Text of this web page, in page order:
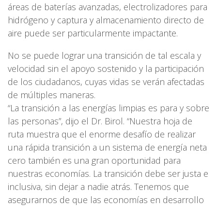
áreas de baterías avanzadas, electrolizadores para
hidrógeno y captura y almacenamiento directo de
aire puede ser particularmente impactante.
No se puede lograr una transición de tal escala y
velocidad sin el apoyo sostenido y la participación
de los ciudadanos, cuyas vidas se verán afectadas
de múltiples maneras.
“La transición a las energías limpias es para y sobre
las personas”, dijo el Dr. Birol. “Nuestra hoja de
ruta muestra que el enorme desafío de realizar
una rápida transición a un sistema de energía neta
cero también es una gran oportunidad para
nuestras economías. La transición debe ser justa e
inclusiva, sin dejar a nadie atrás. Tenemos que
asegurarnos de que las economías en desarrollo